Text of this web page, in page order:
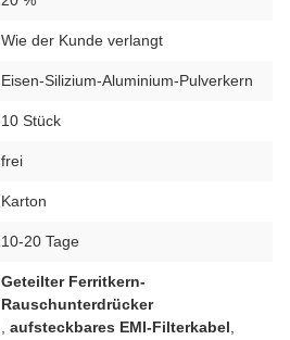
Wie der Kunde verlangt
Eisen-Silizium-Aluminium-Pulverkern
10 Stück
frei
Karton
10-20 Tage
Geteilter Ferritkern-
Rauschunterdrücker
,aufsteckbares EMI-Filterkabel